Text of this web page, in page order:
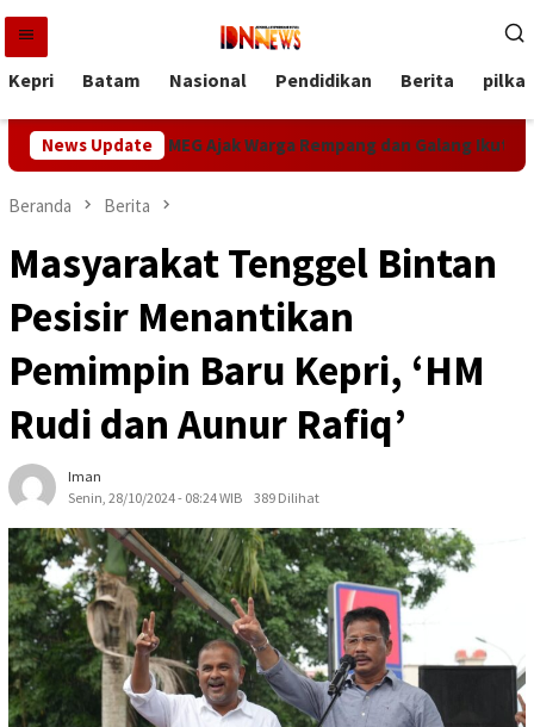
Loncat
konten
Kepri Batam Nasional Pendidikan Berita
News Update
RI, MEG Ajak Warga Rempang dan Galang Ikut
Beranda Berita
Masyarakat Tenggel Bintan
Pesisir Menantikan
Pemimpin Baru Kepri, ‘HM
Rudi dan Aunur Rafiq’
Iman
Senin, 28/10/2024 - 08:24 WIB
389 Dilihat